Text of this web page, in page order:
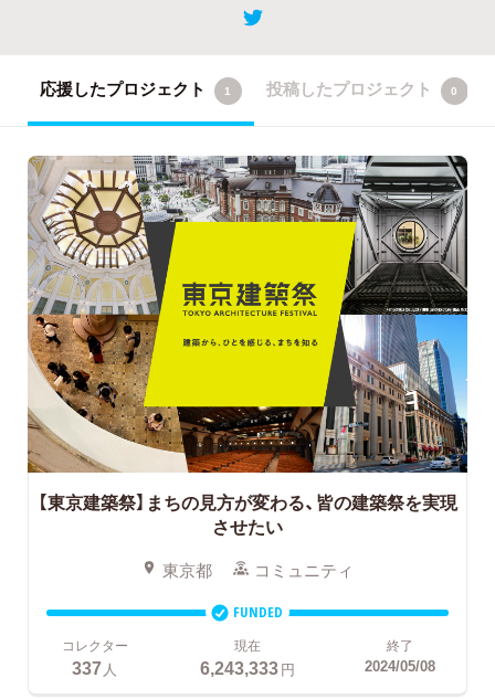
応援したプロジェクト 1 投稿したプロジェクト 0
【東京建築祭】まちの見方が変わる、皆の建築祭を実現
させたい
東京都 コミュニティ
FUNDED
コレクター
337 人
現在
6,243,333円
終了
2024/05/08